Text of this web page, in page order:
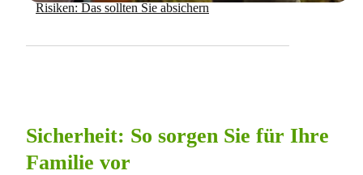
Sicherheit: So sorgen Sie für Ihre
Familie vor
Risiken: Das sollten Sie absichern